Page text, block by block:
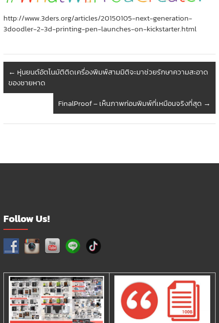
http://www.3ders.org/articles/20150105-next-generation-
3doodler-2-3d-printing-pen-launches-on-kickstarter.html
← หุ่นยนต์อัตโนมัติติดเครื่องพิมพ์สามมิติจะมาช่วยรักษาความสะอาด
ของชายหาด
FinalProof – เห็นภาพก่อนพิมพ์ที่เหมือนจริงที่สุด →
Follow Us!